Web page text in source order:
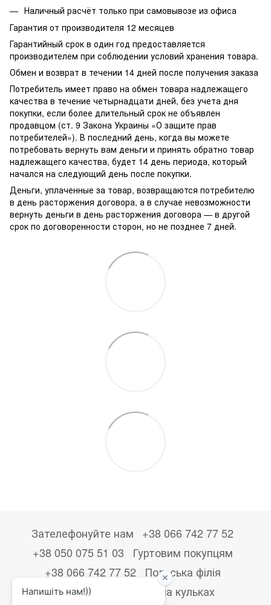
Наличный расчёт только при самовывозе из офиса
Гарантия от производителя 12 месяцев
Гарантийный срок в один год предоставляется
производителем при соблюдении условий хранения товара.
Обмен и возврат в течении 14 дней после получения заказа
Потребитель имеет право на обмен товара надлежащего
качества в течение четырнадцати дней, без учета дня
покупки, если более длительный срок не объявлен
продавцом (ст. 9 Закона Украины «О защите прав
потребителей»). В последний день, когда вы можете
потребовать вернуть вам деньги и принять обратно товар
надлежащего качества, будет 14 день периода, который
начался на следующий день после покупки.
Деньги, уплаченные за товар, возвращаются потребителю
в день расторжения договора, а в случае невозможности
вернуть деньги в день расторжения договора — в другой
срок по договоренности сторон, но не позднее 7 дней.
Зателефонуйте нам
+38 066 742 77 52
+38 050 075 51 03
Гуртовим покупцям
+38 066 742 77 52
Польська філія
+48533867723
Друк на кульках